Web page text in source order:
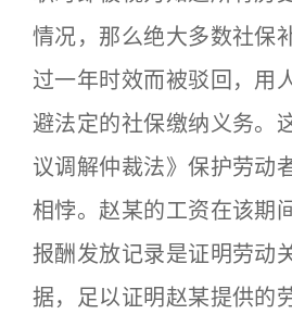
情况，那么绝大多数社保
过一年时效而被驳回，用
避法定的社保缴纳义务。
议调解仲裁法》保护劳动
相悖。赵某的工资在该期
报酬发放记录是证明劳动
据，足以证明赵某提供的